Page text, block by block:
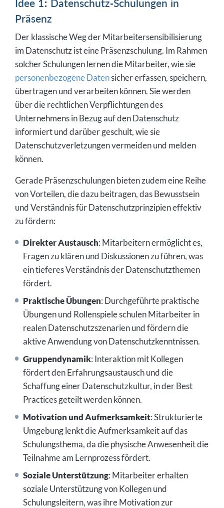
Idee 1: Datenschutz-Schulungen in
Präsenz
Der klassische Weg der Mitarbeitersensibilisierung
im Datenschutz ist eine Präsenzschulung. Im Rahmen
solcher Schulungen lernen die Mitarbeiter, wie sie
personenbezogene Datensicher erfassen, speichern,
übertragen und verarbeiten können. Sie werden
über die rechtlichen Verpflichtungen des
Unternehmens in Bezug auf den Datenschutz
informiert und darüber geschult, wie sie
Datenschutzverletzungen vermeiden und melden
können.
Gerade Präsenzschulungen bieten zudem eine Reihe
von Vorteilen, die dazu beitragen, das Bewusstsein
und Verständnis für Datenschutzprinzipien effektiv
zu fördern:
Direkter Austausch: Mitarbeitern ermöglicht es,
Fragen zu klären und Diskussionen zu führen, was
ein tieferes Verständnis der Datenschutzthemen
fördert.
Praktische Übungen: Durchgeführte praktische
Übungen und Rollenspiele schulen Mitarbeiter in
realen Datenschutzszenarien und fördern die
aktive Anwendung von Datenschutzkenntnissen.
Gruppendynamik: Interaktion mit Kollegen
fördert den Erfahrungsaustausch und die
Schaffung einer Datenschutzkultur, in der Best
Practices geteilt werden können.
Motivation und Aufmerksamkeit: Strukturierte
Umgebung lenkt die Aufmerksamkeit auf das
Schulungsthema, da die physische Anwesenheit die
Teilnahme am Lernprozess fördert.
Soziale Unterstützung: Mitarbeiter erhalten
soziale Unterstützung von Kollegen und
Schulungsleitern, was ihre Motivation zur